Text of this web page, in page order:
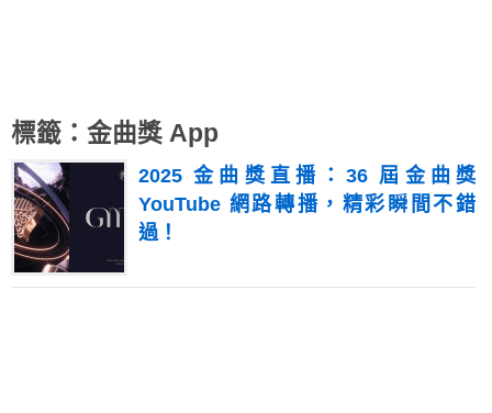
標籤：金曲獎 App
2025 金曲獎直播：36 屆金曲獎
YouTube 網路轉播，精彩瞬間不錯
過！